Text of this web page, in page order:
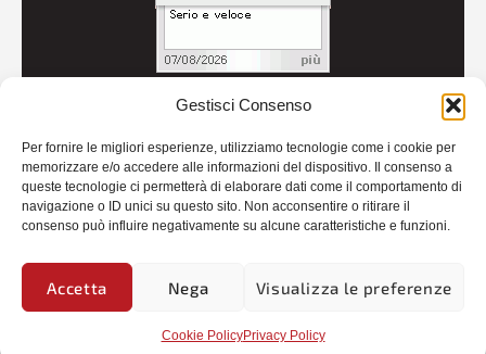
Gestisci Consenso
Per fornire le migliori esperienze, utilizziamo tecnologie come i cookie per
memorizzare e/o accedere alle informazioni del dispositivo. Il consenso a
queste tecnologie ci permetterà di elaborare dati come il comportamento di
navigazione o ID unici su questo sito. Non acconsentire o ritirare il
consenso può influire negativamente su alcune caratteristiche e funzioni.
Accetta Nega Visualizza le preferenze
Cookie PolicyPrivacy Policy
Credits